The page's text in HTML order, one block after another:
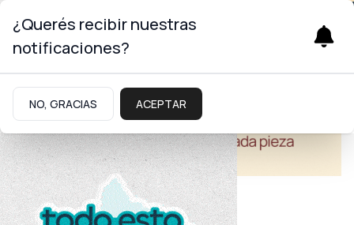
¿Querés recibir nuestras
notificaciones?
NO, GRACIAS ACEPTAR